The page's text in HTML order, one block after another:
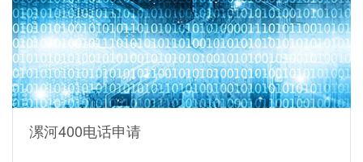
漯河400电话申请